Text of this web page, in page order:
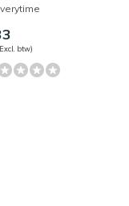
btw)